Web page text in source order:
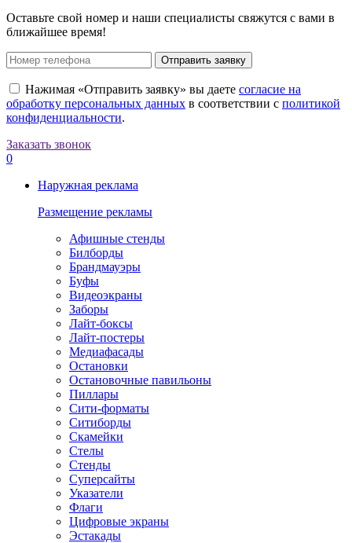
Оставьте свой номер и наши специалисты свяжутся с вами в
ближайшее время!
Отправить заявку
Нажимая «Отправить заявку» вы даете согласие на
обработку персональных данных в соответствии с политикой
конфиденциальности.
Заказать звонок
0
Наружная реклама
Размещение рекламы
Афишные стенды
Билборды
Брандмауэры
Буфы
Видеоэкраны
Заборы
Лайт-боксы
Лайт-постеры
Медиафасады
Остановки
Остановочные павильоны
Пиллары
Сити-форматы
Ситиборды
Скамейки
Стелы
Стенды
Суперсайты
Указатели
Флаги
Цифровые экраны
Эстакады